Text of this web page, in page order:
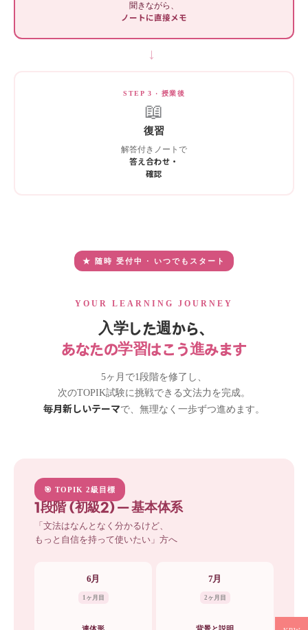
聞きながら、
ノートに直接メモ
→
STEP 3 · 授業後
📖
復習
解答付きノートで
答え合わせ・
確認
★ 随時 受付中 · いつでもスタート
YOUR LEARNING JOURNEY
入学した週から、
あなたの学習はこう進みます
5ヶ月で1段階を修了し、
次のTOPIK試験に挑戦できる文法力を完成。
毎月新しいテーマで、無理なく一歩ずつ進めます。
🎯 TOPIK 2級目標
1段階 (初級2) — 基本体系
「文法はなんとなく分かるけど、
もっと自信を持って使いたい」方へ
6月
1ヶ月目
7月
2ヶ月目